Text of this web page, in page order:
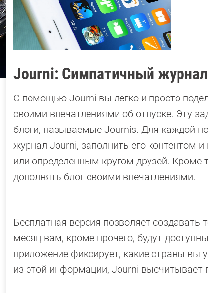
Journi: Симпатичный
С помощью Journi вы легко и просто
своими впечатлениями об отпуске. Эту
блоги, называемые Journis. Для каждой
журнал Journi, заполнить его контентом
или определенным кругом друзей. Кроме
дополнять блог своими впечатлениями.
Бесплатная версия позволяет
месяц вам, кроме прочего, будут
приложение фиксирует, какие страны вы
из этой информации, Journi высчитывает